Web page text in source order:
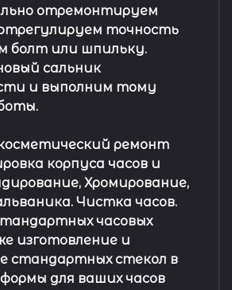
отремонтируем
точность
болт или шпильку.
сальник
и выполним тому
ремонт
корпуса часов и
Хромирование,
Чистка часов.
часовых
изготовление и
стандартных стекол в
для ваших часов